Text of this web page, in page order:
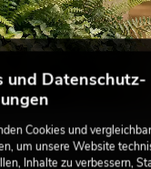
Kunstpflanzen:
und Datenschutz-
Cookies und
um unsere Website
Inhalte zu verbessern,